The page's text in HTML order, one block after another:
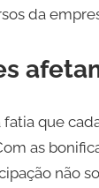
da
que
as
não